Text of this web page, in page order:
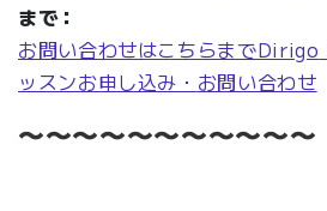
まで：
お問い合わせはこちらまでDirigo
ッスンお申し込み・ お問い合わせ
〜〜〜〜〜〜〜〜〜〜〜